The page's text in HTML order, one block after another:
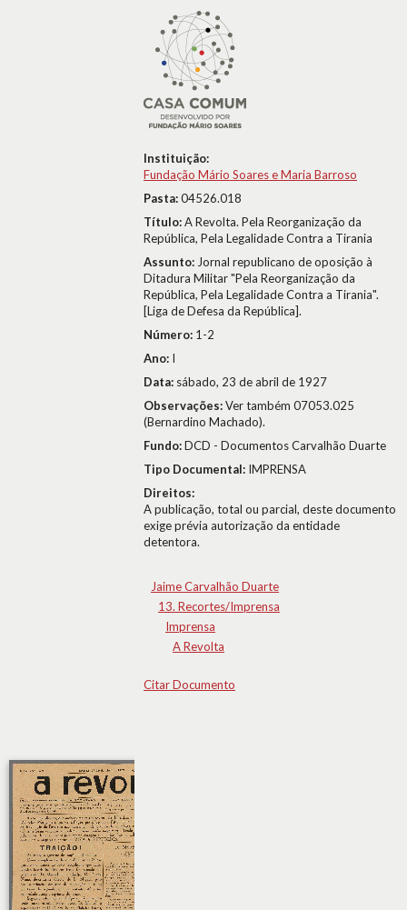
Instituição:
Fundação Mário Soares e Maria Barroso
Pasta:04526.018
Título:A Revolta. Pela Reorganização da
República, Pela Legalidade Contra a Tirania
Assunto: Jornal republicano de oposição à
Ditadura Militar "Pela Reorganização da
República, Pela Legalidade Contra a Tirania".
[Liga de Defesa da República].
Número: 1-2
Ano: I
Data: sábado, 23 de abril de 1927
Observações:Ver também 07053.025
(Bernardino Machado).
Fundo:DCD - Documentos Carvalhão Duarte
Tipo Documental: IMPRENSA
Direitos:
A publicação, total ou parcial, deste documento
exige prévia autorização da entidade
detentora.
Jaime Carvalhão Duarte
13. Recortes/Imprensa
Imprensa
A Revolta
Citar Documento